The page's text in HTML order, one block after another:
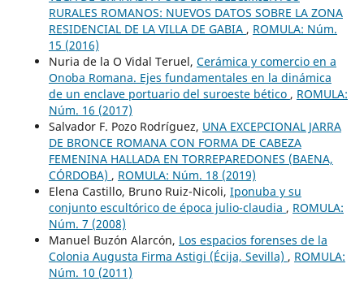
RURALES ROMANOS: NUEVOS DATOS SOBRE LA ZONA
RESIDENCIAL DE LA VILLA DE GABIA , ROMULA: Núm.
15 (2016)
Nuria de la O Vidal Teruel, Cerámica y comercio en a
Onoba Romana. Ejes fundamentales en la dinámica
de un enclave portuario del suroeste bético , ROMULA:
Núm. 16 (2017)
Salvador F. Pozo Rodríguez, UNA EXCEPCIONAL JARRA
DE BRONCE ROMANA CON FORMA DE CABEZA
FEMENINA HALLADA EN TORREPAREDONES (BAENA,
CÓRDOBA) , ROMULA: Núm. 18 (2019)
Elena Castillo, Bruno Ruiz-Nicoli, Iponuba y su
conjunto escultórico de época julio-claudia , ROMULA:
Núm. 7 (2008)
Manuel Buzón Alarcón, Los espacios forenses de la
Colonia Augusta Firma Astigi (Écija, Sevilla) , ROMULA:
Núm. 10 (2011)